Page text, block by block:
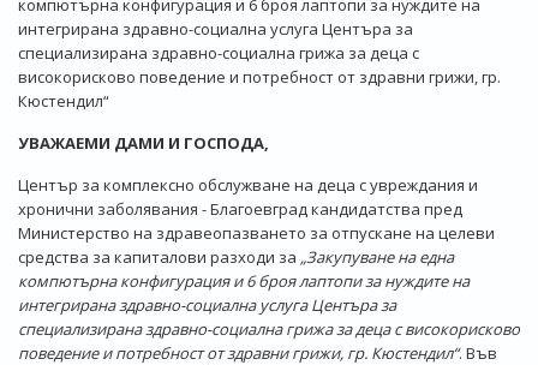
интегрирана здравно-социална услуга Центъра за
специализирана здравно-социална грижа за деца с
високорисково поведение и потребност от здравни грижи, гр.
Кюстендил“
УВАЖАЕМИ ДАМИ И ГОСПОДА,
Център за комплексно обслужване на деца с увреждания и
хронични заболявания - Благоевград кандидатства пред
Министерство на здравеопазването за отпускане на целеви
средства за капиталови разходи за „Закупуване на една
компютърна конфигурация и 6 броя лаптопи за нуждите на
интегрирана здравно-социална услуга Центъра за
специализирана здравно-социална грижа за деца с високорисково
поведение и потребност от здравни грижи, гр. Кюстендил“. Във